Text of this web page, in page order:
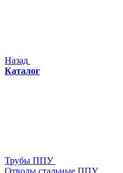
Назад
Каталог
Трубы ППУ
Отводы стальные ППУ